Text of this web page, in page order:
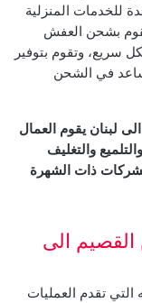
للخدمات المنزلية
بشحن العفش
سريع، وتقوم بتوفير
في الشحن
لبنان يقوم العمال
والتغليف
ذات الشهرة
الى
تقدم العمليات